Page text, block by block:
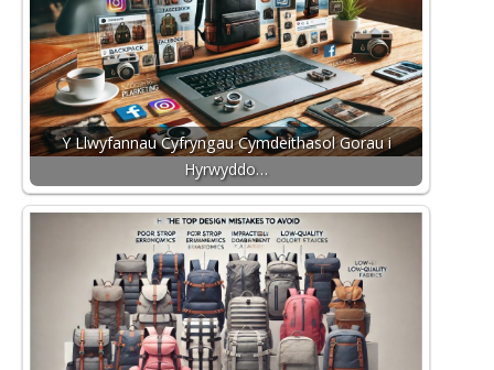
Y Llwyfannau Cyfryngau Cymdeithasol Gorau i
Hyrwyddo…